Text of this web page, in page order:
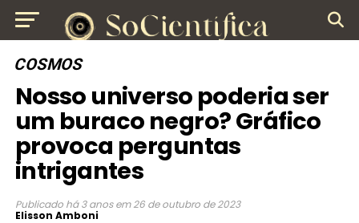
COSMOS
Nosso universo poderia ser
um buraco negro? Gráfico
provoca perguntas
intrigantes
Publicado há 3 anos em 26 de outubro de 2023
Elisson Amboni